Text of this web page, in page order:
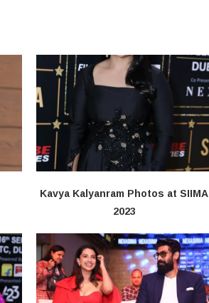
Kavya Kalyanram Photos at SIIMA
2023